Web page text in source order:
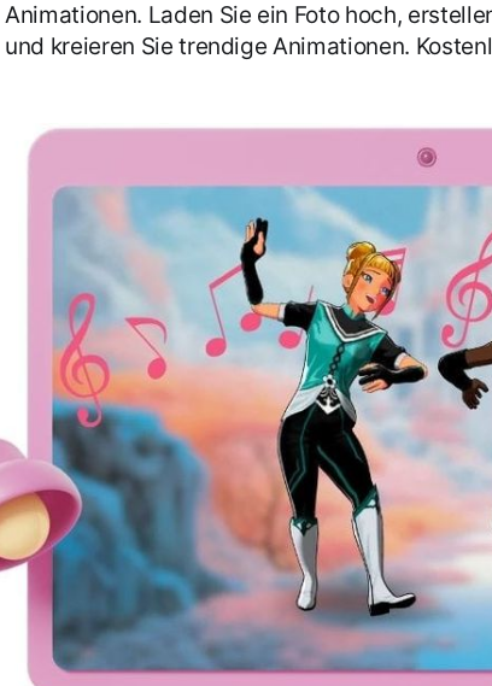
Animationen. Laden Sie ein Foto hoch,
und kreieren Sie trendige Animationen.